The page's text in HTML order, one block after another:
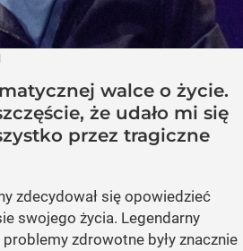
walce o życie.
że udało mi się
przez tragiczne
zdecydował się opowiedzieć
swojego życia. Legendarny
problemy zdrowotne były znacznie